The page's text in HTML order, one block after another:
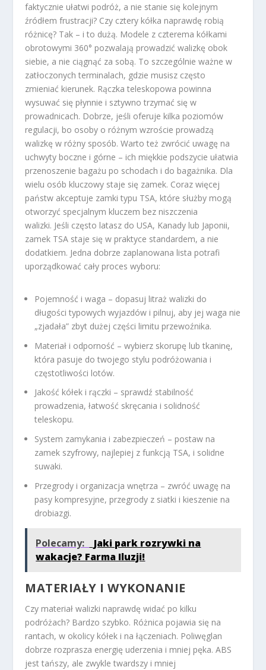
faktycznie ułatwi podróż, a nie stanie się kolejnym
źródłem frustracji? Czy cztery kółka naprawdę robią
różnicę? Tak – i to dużą. Modele z czterema kółkami
obrotowymi 360° pozwalają prowadzić walizkę obok
siebie, a nie ciągnąć za sobą. To szczególnie ważne w
zatłoczonych terminalach, gdzie musisz często
zmieniać kierunek. Rączka teleskopowa powinna
wysuwać się płynnie i sztywno trzymać się w
prowadnicach. Dobrze, jeśli oferuje kilka poziomów
regulacji, bo osoby o różnym wzroście prowadzą
walizkę w różny sposób. Warto też zwrócić uwagę na
uchwyty boczne i górne – ich miękkie podszycie ułatwia
przenoszenie bagażu po schodach i do bagażnika. Dla
wielu osób kluczowy staje się zamek. Coraz więcej
państw akceptuje zamki typu TSA, które służby mogą
otworzyć specjalnym kluczem bez niszczenia
walizki. Jeśli często latasz do USA, Kanady lub Japonii,
zamek TSA staje się w praktyce standardem, a nie
dodatkiem. Jedna dobrze zaplanowana lista potrafi
uporządkować cały proces wyboru:
Pojemność i waga – dopasuj litraż walizki do
długości typowych wyjazdów i pilnuj, aby jej waga nie
„zjadała” zbyt dużej części limitu przewoźnika.
Materiał i odporność – wybierz skorupę lub tkaninę,
która pasuje do twojego stylu podróżowania i
częstotliwości lotów.
Jakość kółek i rączki – sprawdź stabilność
prowadzenia, łatwość skręcania i solidność
teleskopu.
System zamykania i zabezpieczeń – postaw na
zamek szyfrowy, najlepiej z funkcją TSA, i solidne
suwaki.
Przegrody i organizacja wnętrza – zwróć uwagę na
pasy kompresyjne, przegrody z siatki i kieszenie na
drobiazgi.
Polecamy:
Jaki park rozrywki na
wakacje? Farma Iluzji!
MATERIAŁY I WYKONANIE
Czy materiał walizki naprawdę widać po kilku
podróżach? Bardzo szybko. Różnica pojawia się na
rantach, w okolicy kółek i na łączeniach. Poliwęglan
dobrze rozprasza energię uderzenia i mniej pęka. ABS
jest tańszy, ale zwykle twardszy i mniej